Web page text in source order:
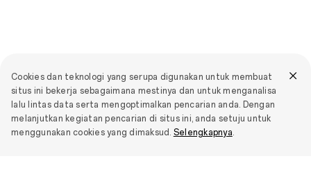
Cookies dan teknologi yang serupa digunakan untuk membuat
situs ini bekerja sebagaimana mestinya dan untuk menganalisa
lalu lintas data serta mengoptimalkan pencarian anda. Dengan
melanjutkan kegiatan pencarian di situs ini, anda setuju untuk
menggunakan cookies yang dimaksud. Selengkapnya.